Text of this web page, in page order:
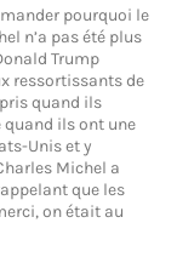
pourquoi le
n’a pas été plus
Trump
ressortissants de
quand ils
quand ils ont une
Unis et y
Michel a
que les
on était au